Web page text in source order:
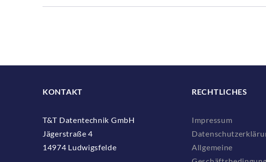
KONTAKT
T&T Datentechnik GmbH
Jägerstraße 4
14974 Ludwigsfelde
RECHTLICHES
Impressum
Allgemeine